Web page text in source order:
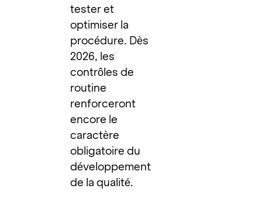
tester et
optimiser la
procédure. Dès
2026, les
contrôles de
routine
renforceront
encore le
caractère
obligatoire du
développement
de la qualité.